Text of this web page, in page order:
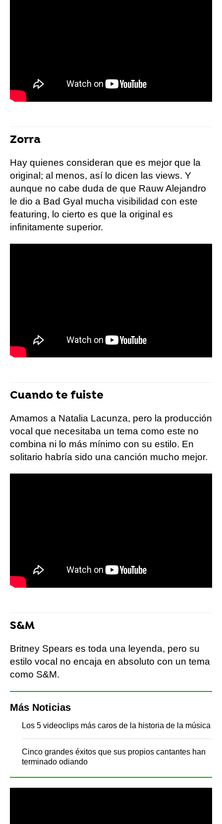
Zorra
Hay quienes consideran que es mejor que la
original; al menos, así lo dicen las views. Y
aunque no cabe duda de que Rauw Alejandro
le dio a Bad Gyal mucha visibilidad con este
featuring, lo cierto es que la original es
infinitamente superior.
Cuando te fuiste
Amamos a Natalia Lacunza, pero la producción
vocal que necesitaba un tema como este no
combina ni lo más mínimo con su estilo. En
solitario habría sido una canción mucho mejor.
S&M
Britney Spears es toda una leyenda, pero su
estilo vocal no encaja en absoluto con un tema
como S&M.
Más Noticias
Los 5 videoclips más caros de la historia de la música
Cinco grandes éxitos que sus propios cantantes han
terminado odiando